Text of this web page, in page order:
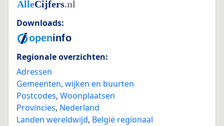
Downloads:
Regionale overzichten:
Adressen
Gemeenten, wijken en buurten
Postcodes, Woonplaatsen
Provincies, Nederland
Landen wereldwijd, België regionaal